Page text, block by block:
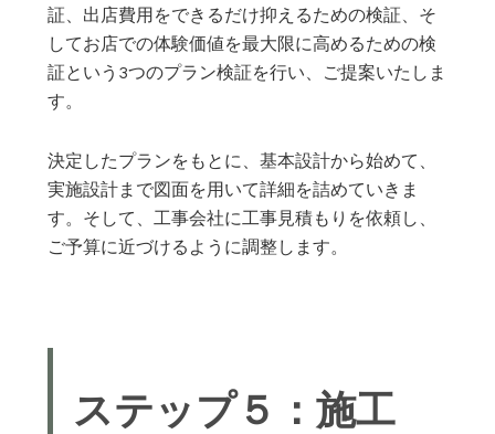
証、出店費用をできるだけ抑えるための検証、そ
してお店での体験価値を最大限に高めるための検
証という3つのプラン検証を行い、ご提案いたしま
す。
決定したプランをもとに、基本設計から始めて、
実施設計まで図面を用いて詳細を詰めていきま
す。そして、工事会社に工事見積もりを依頼し、
ご予算に近づけるように調整します。
ステップ５：施工